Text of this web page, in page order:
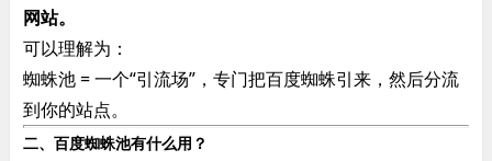
网站。
可以理解为：
蜘蛛池 = 一个“引流场”，专门把百度蜘蛛引来，然后分流
到你的站点。
二、百度蜘蛛池有什么用？